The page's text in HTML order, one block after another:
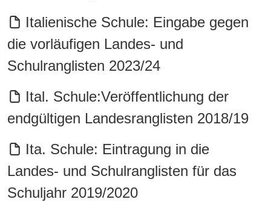
Italienische Schule: Eingabe gegen
die vorläufigen Landes- und
Schulranglisten 2023/24
Ital. Schule:Veröffentlichung der
endgültigen Landesranglisten 2018/19
Ita. Schule: Eintragung in die
Landes- und Schulranglisten für das
Schuljahr 2019/2020